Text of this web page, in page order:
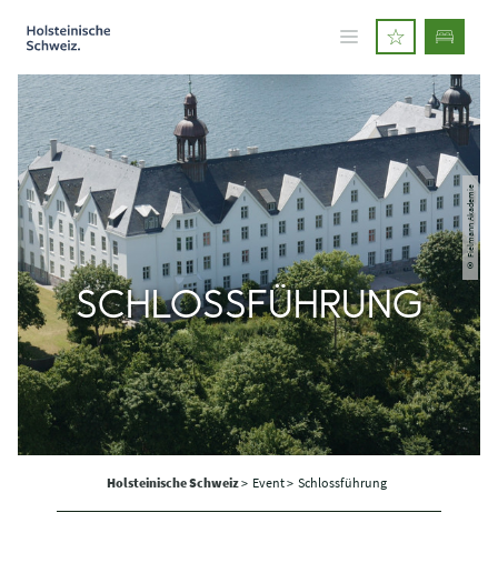
© Fielmann Akademie
SCHLOSSFÜHRUNG
Holsteinische Schweiz> Event > Schlossführung